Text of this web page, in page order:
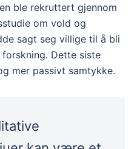
ble rekruttert gjennom
om vold og
sagt seg villige til å bli
Dette siste
mer passivt samtykke.